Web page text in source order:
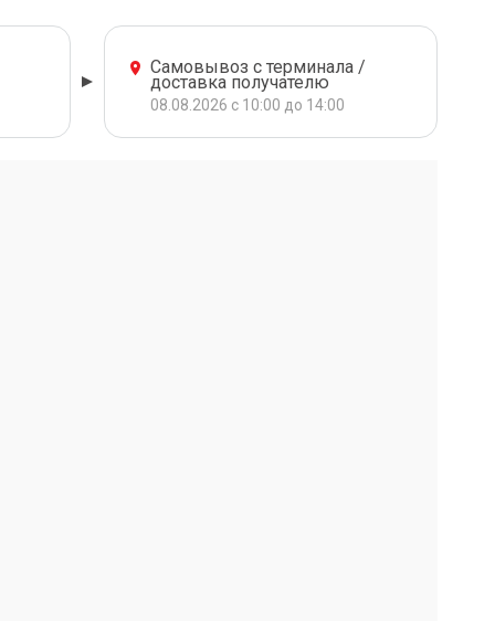
Самовывоз с терминала /
доставка получателю
08.08.2026 с 10:00 до 14:00